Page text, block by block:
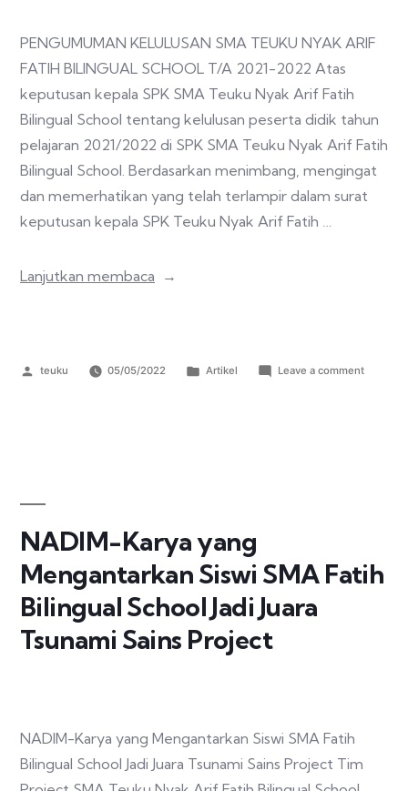
PENGUMUMAN KELULUSAN SMA TEUKU NYAK ARIF
FATIH BILINGUAL SCHOOL T/A 2021-2022 Atas
keputusan kepala SPK SMA Teuku Nyak Arif Fatih
Bilingual School tentang kelulusan peserta didik tahun
pelajaran 2021/2022 di SPK SMA Teuku Nyak Arif Fatih
Bilingual School. Berdasarkan menimbang, mengingat
dan memerhatikan yang telah terlampir dalam surat
keputusan kepala SPK Teuku Nyak Arif Fatih …
Lanjutkan membaca
teuku 05/05/2022 Artikel Leave a comment
NADIM-Karya yang
Mengantarkan Siswi SMA Fatih
Bilingual School Jadi Juara
Tsunami Sains Project
NADIM-Karya yang Mengantarkan Siswi SMA Fatih
Bilingual School Jadi Juara Tsunami Sains Project Tim